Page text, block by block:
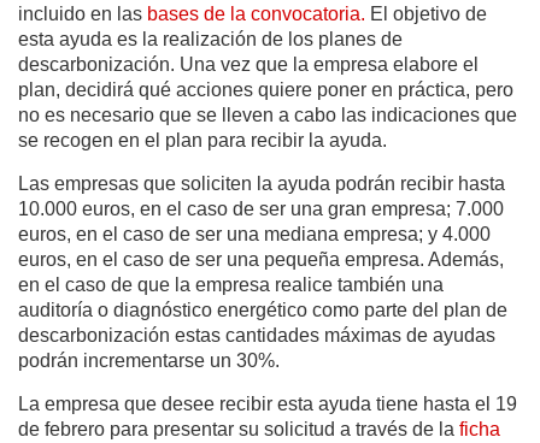
incluido en las bases de la convocatoria. El objetivo de
esta ayuda es la realización de los planes de
descarbonización. Una vez que la empresa elabore el
plan, decidirá qué acciones quiere poner en práctica, pero
no es necesario que se lleven a cabo las indicaciones que
se recogen en el plan para recibir la ayuda.
Las empresas que soliciten la ayuda podrán recibir hasta
10.000 euros, en el caso de ser una gran empresa; 7.000
euros, en el caso de ser una mediana empresa; y 4.000
euros, en el caso de ser una pequeña empresa. Además,
en el caso de que la empresa realice también una
auditoría o diagnóstico energético como parte del plan de
descarbonización estas cantidades máximas de ayudas
podrán incrementarse un 30%.
La empresa que desee recibir esta ayuda tiene hasta el 19
de febrero para presentar su solicitud a través de la ficha